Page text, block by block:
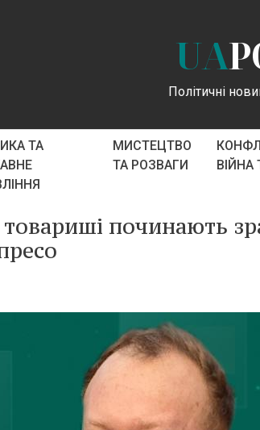
UA
Політичні
ТА
МИСТЕЦТВО
ТА РОЗВАГИ
ВІЙНА
починають